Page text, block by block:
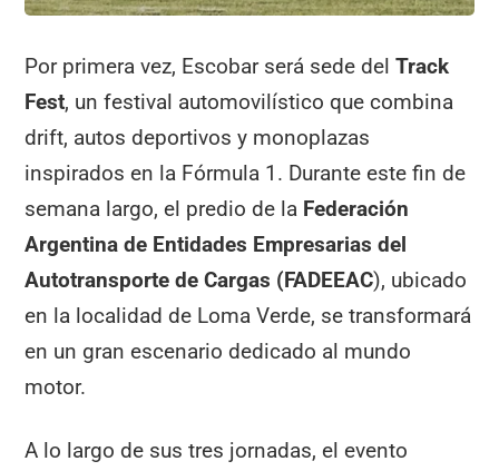
Por primera vez, Escobar será sede delTrack
Fest, un festival automovilístico que combina
drift, autos deportivos y monoplazas
inspirados en la Fórmula 1. Durante este fin de
semana largo, el predio de la Federación
Argentina de Entidades Empresarias del
Autotransporte de Cargas (FADEEAC), ubicado
en la localidad de Loma Verde, se transformará
en un gran escenario dedicado al mundo
motor.
A lo largo de sus tres jornadas, el evento